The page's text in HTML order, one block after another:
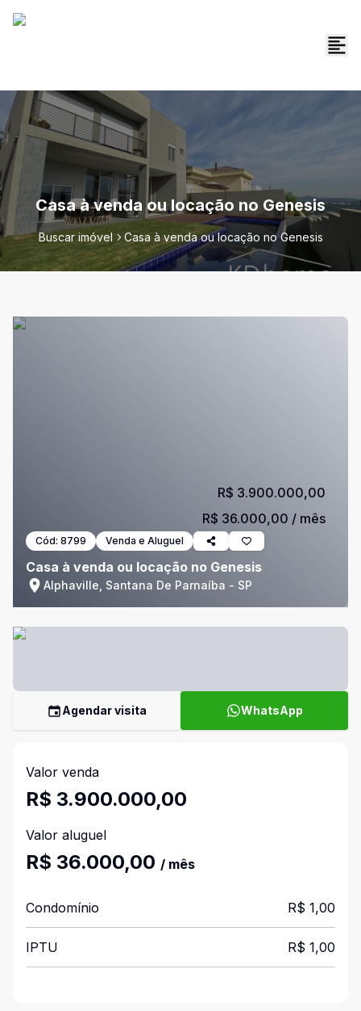
Casa à venda ou locação no Genesis
Buscar imóvel Casa à venda ou locação no Genesis
Cód: 8799 Venda e Aluguel
Casa à venda ou locação no Genesis
Alphaville, Santana De Parnaíba - SP
R$ 3.900.000,00
R$ 36.000,00 / mês
Agendar visita WhatsApp
Valor venda
R$ 3.900.000,00
Valor aluguel
R$ 36.000,00 / mês
Condomínio R$ 1,00
IPTU R$ 1,00